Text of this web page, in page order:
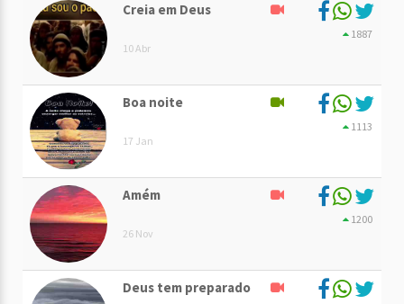
Creia em Deus
10 Abr
1887
Boa noite
17 Jan
1113
Amém
26 Nov
1200
Deus tem preparado